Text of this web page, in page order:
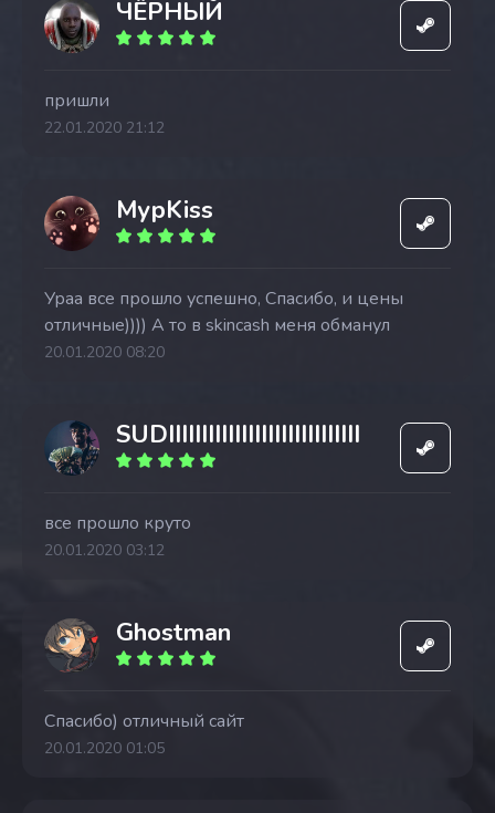
ЧЁРНЫЙ
пришли
22.01.2020 21:12
МурKiss
Ураа все прошло успешно, Спасибо, и цены
отличные)))) А то в skincash меня обманул
20.01.2020 08:20
SUDIIIIIIIIIIIIIIIIIIIIIIIIIIIII
все прошло круто
20.01.2020 03:12
Ghostman
Спасибо) отличный сайт
20.01.2020 01:05